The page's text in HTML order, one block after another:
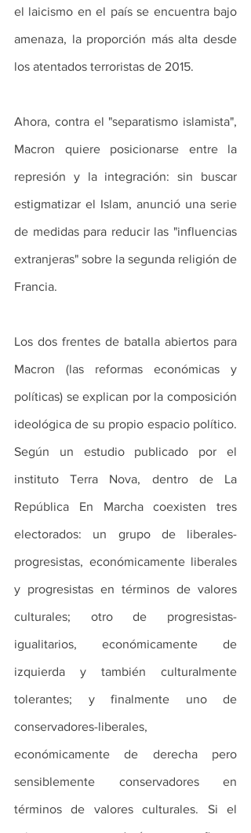
el laicismo en el país se encuentra bajo
amenaza, la proporción más alta desde
los atentados terroristas de 2015.
Ahora, contra el "separatismo islamista",
Macron quiere posicionarse entre la
represión y la integración: sin buscar
estigmatizar el Islam, anunció una serie
de medidas para reducir las "influencias
extranjeras" sobre la segunda religión de
Francia.
Los dos frentes de batalla abiertos para
Macron (las reformas económicas y
políticas) se explican por la composición
ideológica de su propio espacio político.
Según un estudio publicado por el
instituto Terra Nova, dentro de La
República En Marcha coexisten tres
electorados: un grupo de liberales-
progresistas, económicamente liberales
y progresistas en términos de valores
culturales; otro de progresistas-
igualitarios, económicamente de
izquierda y también culturalmente
tolerantes; y finalmente uno de
conservadores-liberales,
económicamente de derecha pero
sensiblemente conservadores en
términos de valores culturales. Si el